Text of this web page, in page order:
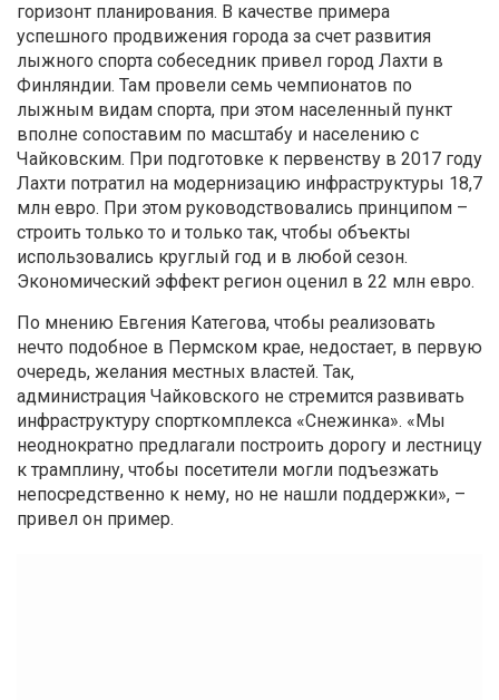
горизонт планирования. В качестве примера
успешного продвижения города за счет развития
лыжного спорта собеседник привел город Лахти в
Финляндии. Там провели семь чемпионатов по
лыжным видам спорта, при этом населенный пункт
вполне сопоставим по масштабу и населению с
Чайковским. При подготовке к первенству в 2017 году
Лахти потратил на модернизацию инфраструктуры 18,7
млн евро. При этом руководствовались принципом –
строить только то и только так, чтобы объекты
использовались круглый год и в любой сезон.
Экономический эффект регион оценил в 22 млн евро.
По мнению Евгения Категова, чтобы реализовать
нечто подобное в Пермском крае, недостает, в первую
очередь, желания местных властей. Так,
администрация Чайковского не стремится развивать
инфраструктуру спорткомплекса «Снежинка». «Мы
неоднократно предлагали построить дорогу и лестницу
к трамплину, чтобы посетители могли подъезжать
непосредственно к нему, но не нашли поддержки», –
привел он пример.